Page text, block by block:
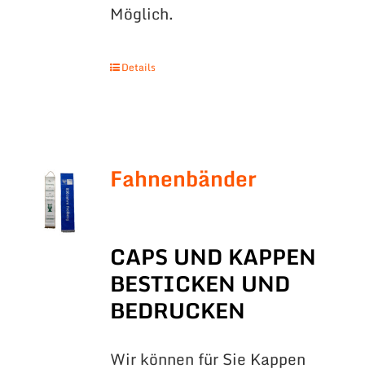
Möglich.
Details
Fahnenbänder
CAPS UND KAPPEN
BESTICKEN UND
BEDRUCKEN
Wir können für Sie Kappen